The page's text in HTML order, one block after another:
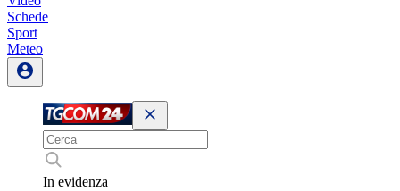
Schede
Sport
Meteo
In evidenza